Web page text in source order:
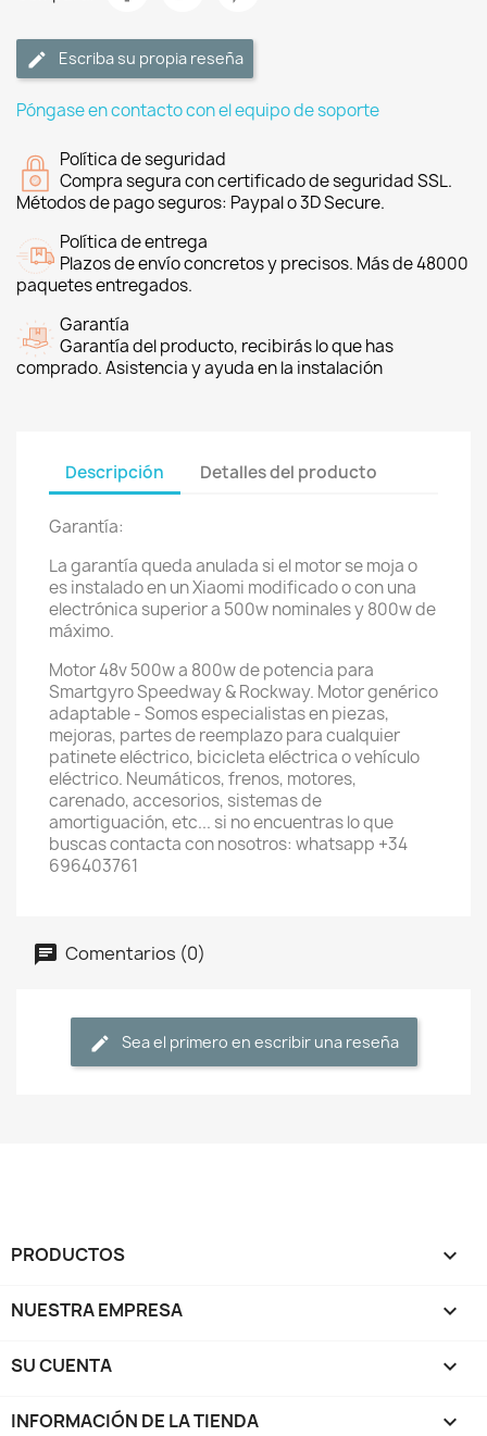
Escriba su propia reseña
Póngase en contacto con el equipo de soporte
Política de seguridad
Compra segura con certificado de seguridad SSL.
Métodos de pago seguros: Paypal o 3D Secure.
Política de entrega
Plazos de envío concretos y precisos. Más de 48000
paquetes entregados.
Garantía
Garantía del producto, recibirás lo que has
comprado. Asistencia y ayuda en la instalación
Descripción Detalles del producto
Garantía:
La garantía queda anulada si el motor se moja o
es instalado en un Xiaomi modificado o con una
electrónica superior a 500w nominales y 800w de
máximo.
Motor 48v 500w a 800w de potencia para
Smartgyro Speedway & Rockway. Motor genérico
adaptable - Somos especialistas en piezas,
mejoras, partes de reemplazo para cualquier
patinete eléctrico, bicicleta eléctrica o vehículo
eléctrico. Neumáticos, frenos, motores,
carenado, accesorios, sistemas de
amortiguación, etc... si no encuentras lo que
buscas contacta con nosotros: whatsapp +34
696403761
Comentarios (0)
Sea el primero en escribir una reseña
PRODUCTOS 
NUESTRA EMPRESA 
SU CUENTA 
INFORMACIÓN DE LA TIENDA keyboard_arrow_down